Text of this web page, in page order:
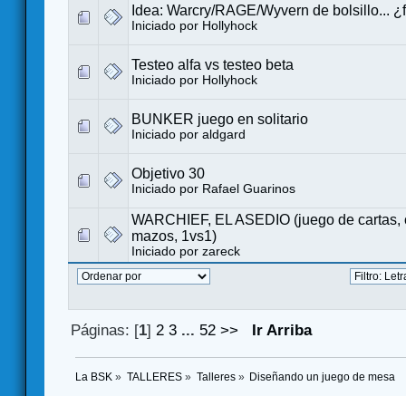
Idea: Warcry/RAGE/Wyvern de bolsillo...
Iniciado por Hollyhock
Testeo alfa vs testeo beta
Iniciado por Hollyhock
BUNKER juego en solitario
Iniciado por aldgard
Objetivo 30
Iniciado por Rafael Guarinos
WARCHIEF, EL ASEDIO (juego de cartas,
mazos, 1vs1)
Iniciado por zareck
Páginas: [1]2 3 ... 52 >> Ir Arriba
La BSK » TALLERES» Talleres» Diseñando un juego de mesa